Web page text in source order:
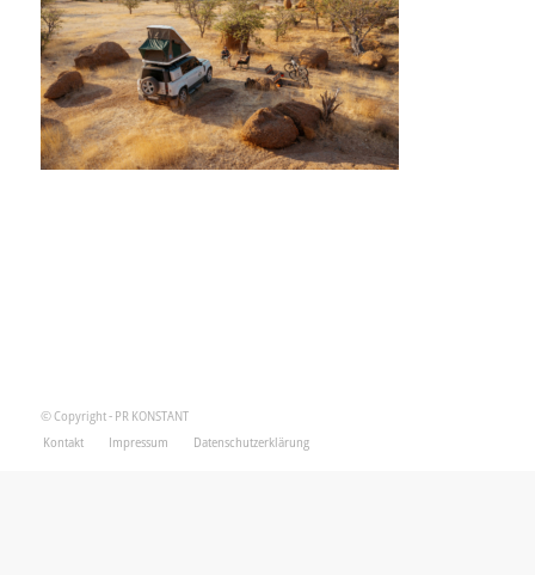
© Copyright - PR KONSTANT
Kontakt
Impressum Datenschutzerklärung